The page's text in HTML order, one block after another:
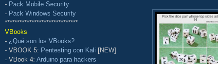
- Pack Mobile Security
- Pack Windows Security
******************************
VBooks
- ¿Qué son los VBooks?
- VBOOK 5: Pentesting con Kali [NEW]
- VBook 4: Arduino para hackers